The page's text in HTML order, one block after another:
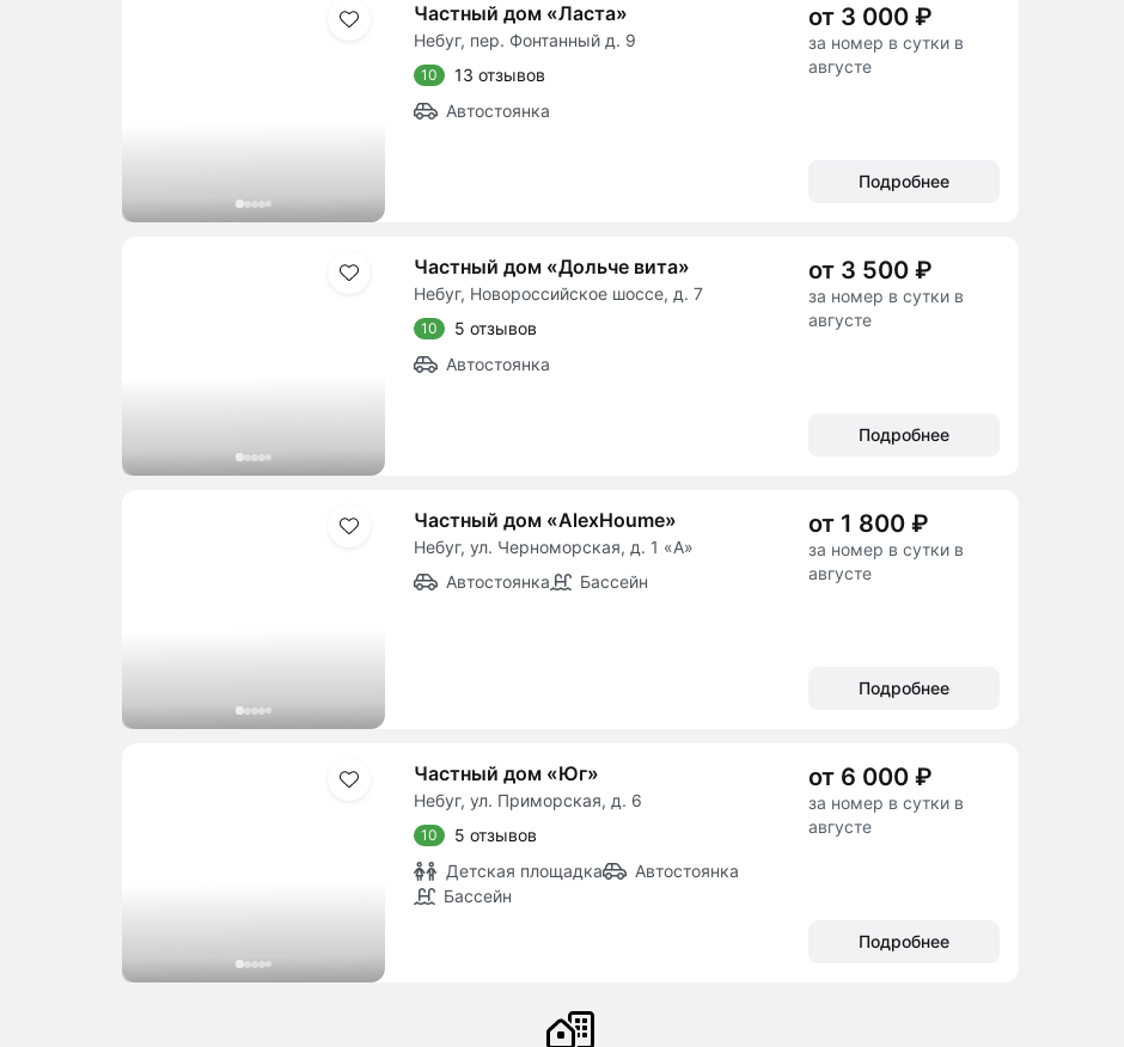
Частный дом «Ласта»
Небуг, пер. Фонтанный д. 9
10
13 отзывов
Автостоянка
от 3 000 ₽
за номер в сутки в
августе
Подробнее
Частный дом «Дольче вита»
Небуг, Новороссийское шоссе, д. 7
10
5 отзывов
Автостоянка
от 3 500 ₽
за номер в сутки в
августе
Подробнее
Частный дом «AlexHoume»
Небуг, ул. Черноморская, д. 1 «А»
Автостоянка
Бассейн
от 1 800 ₽
за номер в сутки в
августе
Подробнее
Частный дом «Юг»
Небуг, ул. Приморская, д. 6
10
5 отзывов
Детская площадка
Автостоянка
Бассейн
от 6 000 ₽
за номер в сутки в
августе
Подробнее